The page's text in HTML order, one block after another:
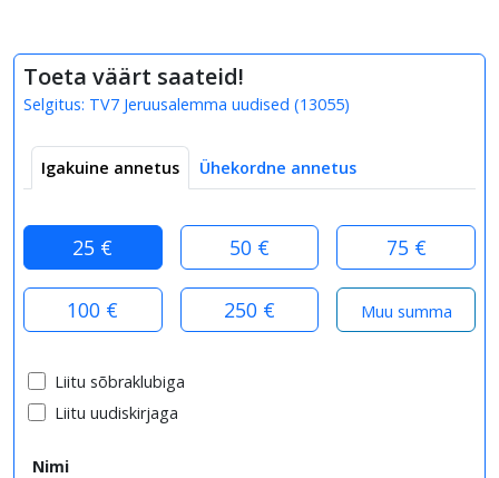
Toeta väärt saateid!
Selgitus: TV7 Jeruusalemma uudised (13055)
Igakuine annetus Ühekordne annetus
25 € 50 € 75 €
100 € 250 €
Liitu sõbraklubiga
Liitu uudiskirjaga
Nimi